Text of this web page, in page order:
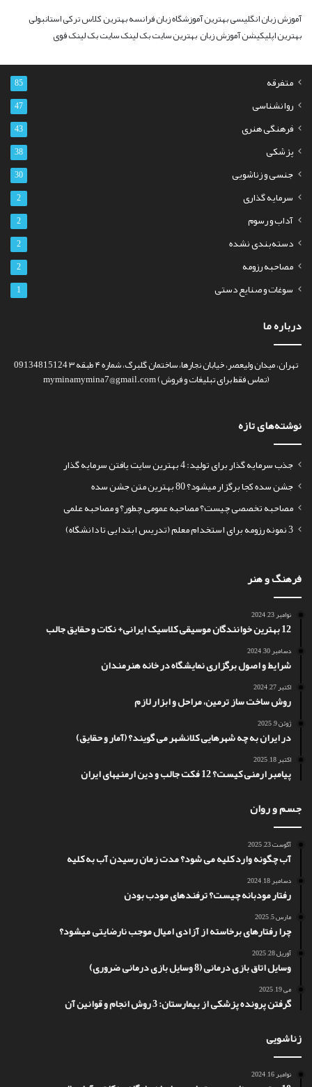
آموزش زبان انگلیسیبهترین آموزشگاه زبان فرانسهبهترین کلاس ترکی استانبولی
بهترین اپلیکیشن آموزش زبانبهترین سایت بک لینکسایت بک لینک قوی
متفرقه 85
روانشناسی 47
فرهنگی هنری 43
پزشکی 38
جنسی و زناشویی 30
سرمایه گذاری 2
آداب و رسوم 2
دسته‌بندی نشده 2
مصاحبه رزومه 2
سوغات و صنایع دستی 1
درباره ما
تهران، میدان ولیعصر، خیابان نجارها، ساختمان گلبرگ، شماره ۴ طبقه ۳ 09134815124
(تماس فقط برای تبلیغات و فروش) myminamymina7@gmail.com
نوشته‌های تازه
جذب سرمایه گذار برای تولید: 4 بهترین سایت یافتن سرمایه گذار
جشن سده کجا برگزار میشود؟ 80 بهترین متن جشن سده
مصاحبه تخصصی چیست؟ مصاحبه عمومی چطور؟ و مصاحبه علمی
3 نمونه رزومه برای استخدام معلم (تدریس ابتدایی تا دانشگاه)
فرهنگ و هنر
نوامبر 23, 2024
12 بهترین خوانندگان موسیقی کلاسیک ایرانی+ نکات و حقایق جالب
دسامبر 30, 2024
شرایط و اصول برگزاری نمایشگاه در خانه هنرمندان
اکتبر 27, 2024
روش ساخت ساز ترمین، مراحل و ابزار لازم
ژوئن 9, 2025
در ایران به چه شهرهایی کلانشهر می گویند؟ (آمار و حقایق)
اکتبر 18, 2025
پیامبر ارمنی کیست؟ 12 فکت جالب و دین ارمنیهای ایران
جسم و روان
آگوست 23, 2025
آب چگونه وارد کلیه می شود؟ مدت زمان رسیدن آب به کلیه
دسامبر 18, 2024
رفتار مودبانه چیست؟ ترفندهای مودب بودن
مارس 5, 2025
چرا رفتارهای برخاسته از آزادی امیال موجب نارضایتی میشود؟
آوریل 28, 2025
وسایل اتاق بازی درمانی (8 وسایل بازی درمانی ضروری)
می 19, 2025
گرفتن پرونده پزشکی از بیمارستان: 3 روش انجام و قوانین آن
زناشویی
نوامبر 16, 2024